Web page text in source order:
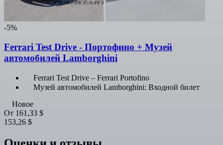
-5%
Ferrari Test Drive - Портофино + Музей
автомобилей Lamborghini
Ferrari Test Drive – Ferrari Portofino
Музей автомобилей Lamborghini: Входной билет
Новое
От 161,33 $
153,26 $